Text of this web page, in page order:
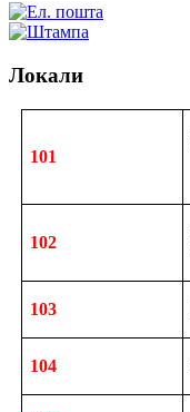
Локали
101
102
103
104